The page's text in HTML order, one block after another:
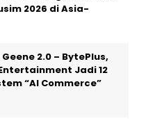
2026 di Asia-
2.0 – BytePlus,
Jadi 12
“AI Commerce”